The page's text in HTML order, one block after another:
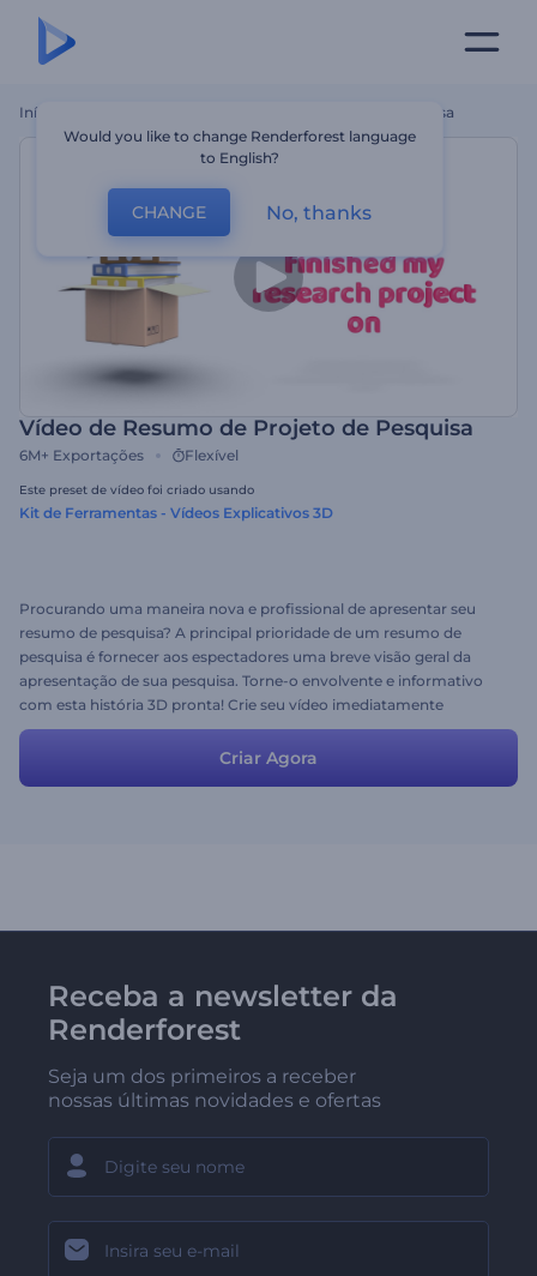
Início Vídeo De Resumo De Projeto De Pesquisa
Vídeo de Resumo de Projeto de Pesquisa
6M+ Exportações Flexível
Este preset de vídeo foi criado usando
Kit de Ferramentas - Vídeos Explicativos 3D
Procurando uma maneira nova e profissional de apresentar seu
resumo de pesquisa? A principal prioridade de um resumo de
pesquisa é fornecer aos espectadores uma breve visão geral da
apresentação de sua pesquisa. Torne-o envolvente e informativo
com esta história 3D pronta! Crie seu vídeo imediatamente
ajustando as cenas e os estilos. Adicione seus arquivos de mídia e
dê um toque final ao seu vídeo, escolhendo sua faixa de música
preferida em nossa grande biblioteca de músicas.
Criar Agora
Receba a newsletter da
Renderforest
Seja um dos primeiros a receber
nossas últimas novidades e ofertas
Would you like to change Renderforest language
to English?
CHANGE No, thanks